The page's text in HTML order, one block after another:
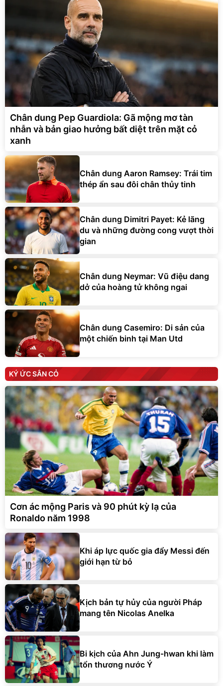
Chân dung Pep Guardiola: Gã mộng mơ tàn
nhẫn và bản giao hưởng bất diệt trên mặt cỏ
xanh
Chân dung Aaron Ramsey: Trái tim
thép ẩn sau đôi chân thủy tinh
Chân dung Dimitri Payet: Kẻ lãng
du và những đường cong vượt thời
gian
Chân dung Neymar: Vũ điệu dang
dở của hoàng tử không ngai
Chân dung Casemiro: Di sản của
một chiến binh tại Man Utd
KÝ ỨC SÂN CỎ
Cơn ác mộng Paris và 90 phút kỳ lạ của
Ronaldo năm 1998
Khi áp lực quốc gia đẩy Messi đến
giới hạn từ bỏ
Kịch bản tự hủy của người Pháp
mang tên Nicolas Anelka
Bi kịch của Ahn Jung-hwan khi làm
tổn thương nước Ý